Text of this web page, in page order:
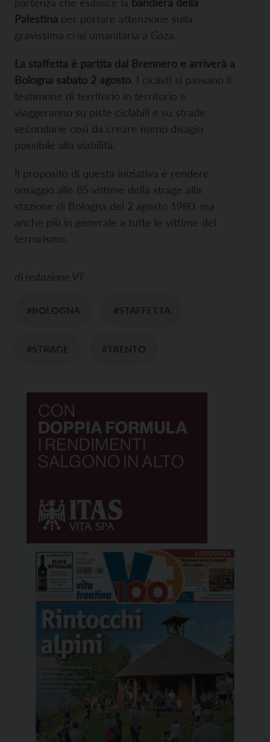
Palestina per portare attenzione sulla
gravissima crisi umanitaria a Gaza.
La staffetta è partita dal Brennero e arriverà a
Bologna sabato 2 agosto. I ciclisti si passano il
testimone di territorio in territorio e
viaggeranno su piste ciclabili e su strade
secondarie così da creare meno disagio
possibile alla viabilità.
Il proposito di questa iniziativa è rendere
omaggio alle 85 vittime della strage alla
stazione di Bologna del 2 agosto 1980, ma
anche più in generale a tutte le vittime del
terrorismo.
di redazione VT
#BOLOGNA #STAFFETTA
#STRAGE #TRENTO